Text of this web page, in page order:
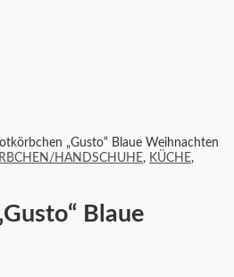
„Gusto“ Blaue Weihnachten
HANDSCHUHE, KÜCHE,
Blaue